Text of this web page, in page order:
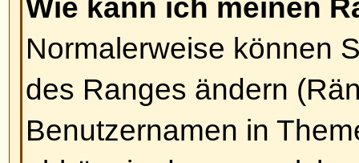
Eine Umfrage zu erstellen ist
ein neues Thema erstellen
eines Themas editieren, sofern
Berechtigung haben), sollten
hinzufügen -Option unterhalb